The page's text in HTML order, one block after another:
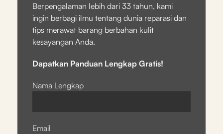
Berpengalaman lebih dari 33 tahun, kami
ingin berbagi ilmu tentang dunia reparasi dan
tips merawat barang berbahan kulit
kesayangan Anda.
Dapatkan Panduan Lengkap Gratis!
Nama Lengkap
Email